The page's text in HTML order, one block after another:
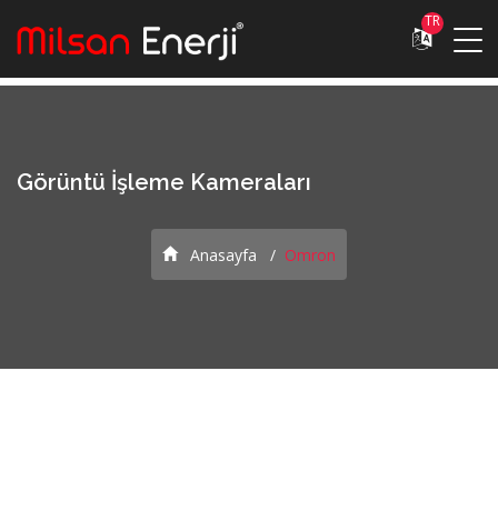
TR
Görüntü İşleme Kameraları
Anasayfa Omron